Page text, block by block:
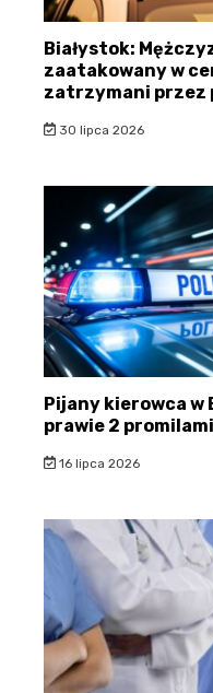
Białystok:
zaatakowany w
zatrzymani przez
30 lipca 2026
Pijany kierowca w
prawie 2
16 lipca 2026